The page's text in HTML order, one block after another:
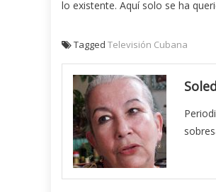
lo existente. Aquí solo se ha
Tagged Televisión Cubana